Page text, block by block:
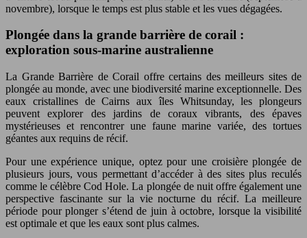
novembre), lorsque le temps est plus stable et les vues dégagées.
Plongée dans la grande barrière de corail :
exploration sous-marine australienne
La Grande Barrière de Corail offre certains des meilleurs sites de
plongée au monde, avec une biodiversité marine exceptionnelle. Des
eaux cristallines de Cairns aux îles Whitsunday, les plongeurs
peuvent explorer des jardins de coraux vibrants, des épaves
mystérieuses et rencontrer une faune marine variée, des tortues
géantes aux requins de récif.
Pour une expérience unique, optez pour une croisière plongée de
plusieurs jours, vous permettant d’accéder à des sites plus reculés
comme le célèbre Cod Hole. La plongée de nuit offre également une
perspective fascinante sur la vie nocturne du récif. La meilleure
période pour plonger s’étend de juin à octobre, lorsque la visibilité
est optimale et que les eaux sont plus calmes.